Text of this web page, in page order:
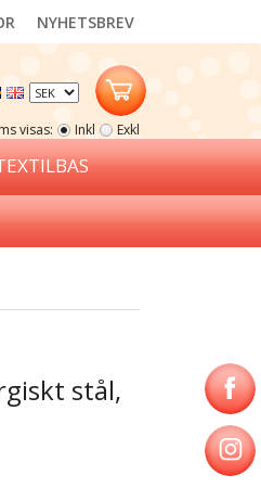
NYHETSBREV
visas: Inkl Exkl
stål,